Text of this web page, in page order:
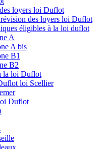
loyers loi Duflot
des loyers loi Duflot
éligibles à la loi duflot
A
A bis
B1
B2
la loi Duflot
loi Scellier
Duflot